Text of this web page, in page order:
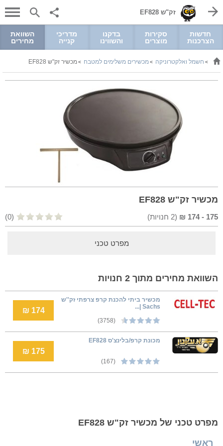
זק"ש EF828
חדשות
הצרכנות
סקירות
מוצרים
בדקנו
והשווינו
מדריכי
קנייה
השוואת
מחירים
> חשמל ואלקטרוניקה >מכשירים משלימים למטבח >מכשיר זק"ש EF828
מכשיר זק"ש EF828
175
-
174
₪
(
2 חנויות) (0)
מפרט טכני
השוואת מחירים מתוך 2 חנויות
מכשיר ביתי להכנת קרפ צרפתי זק''ש
Sachs |...
(3758)
174 ₪
מכונת קרפ/בלינצ'ס EF828
(167)
175 ₪
מפרט טכני של מכשיר זק"ש EF828
ראשי